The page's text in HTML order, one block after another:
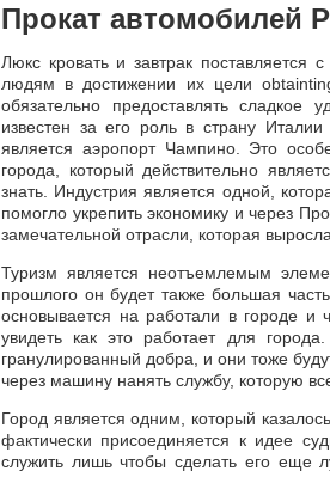
Прокат автомобилей
Люкс кровать и завтрак
людям в достижении их цели
обязательно предоставлять сладкое
известен за его роль в страну
является аэропорт Чампино. Это
города, который действительно
знать. Индустрия является одной,
помогло укрепить экономику и через
замечательной отрасли, которая
Туризм является неотъемлемым
прошлого он будет также большая
основывается на работали в городе и
увидеть как это работает для
гранулированный добра, и они тоже
через машину нанять службу, которую
Город является одним, который
фактически присоединяется к идее
служить лишь чтобы сделать его еще